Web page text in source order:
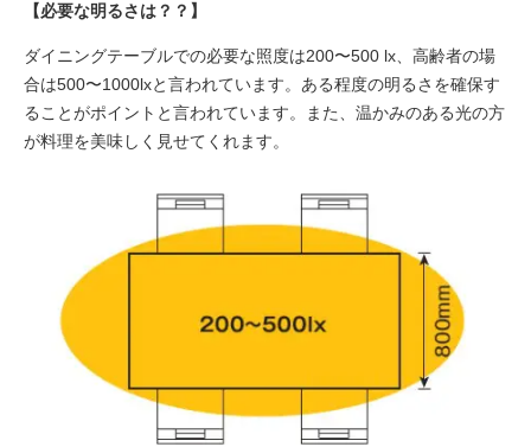
【必要な明るさは？？】
ダイニングテーブルでの必要な照度は200〜500 lx、高齢者の場
合は500〜1000lxと言われています。ある程度の明るさを確保す
ることがポイントと言われています。また、温かみのある光の方
が料理を美味しく見せてくれます。